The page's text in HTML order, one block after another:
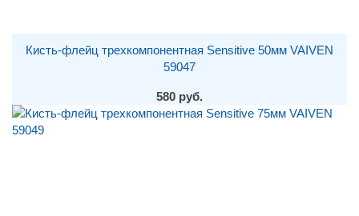
Кисть-флейц трехкомпонентная Sensitive 50мм VAIVEN
59047
580 руб.